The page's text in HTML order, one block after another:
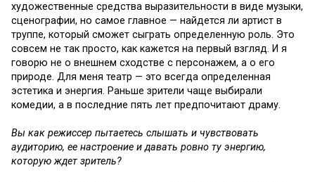
художественные средства выразительности в виде музыки,
сценографии, но самое главное — найдется ли артист в
труппе, который сможет сыграть определенную роль. Это
совсем не так просто, как кажется на первый взгляд. И я
говорю не о внешнем сходстве с персонажем, а о его
природе. Для меня театр — это всегда определенная
эстетика и энергия. Раньше зрители чаще выбирали
комедии, а в последние пять лет предпочитают драму.
Вы как режиссер пытаетесь слышать и чувствовать
аудиторию, ее настроение и давать ровно ту энергию,
которую ждет зритель?